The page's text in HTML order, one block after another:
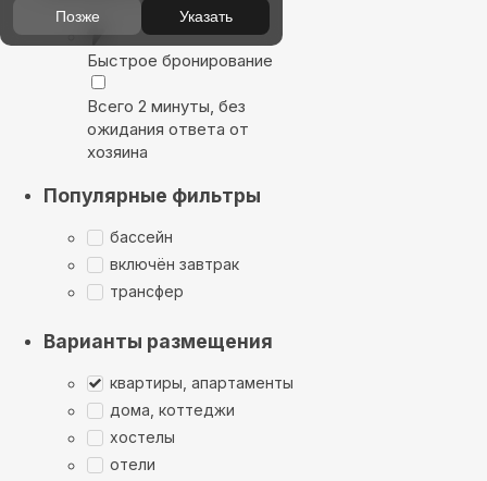
Быстрое бронирование
Всего 2 минуты, без
ожидания ответа от
хозяина
Популярные фильтры
бассейн
включён завтрак
трансфер
Варианты размещения
квартиры, апартаменты
дома, коттеджи
хостелы
отели
Позже Указать